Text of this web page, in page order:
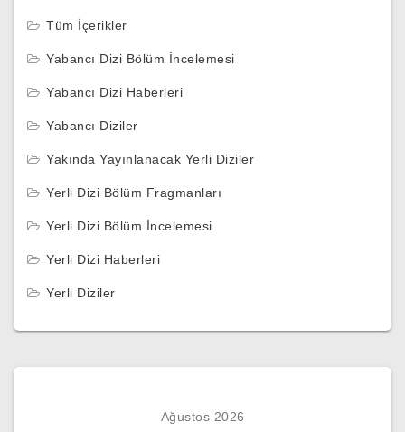
Tüm İçerikler
Yabancı Dizi Bölüm İncelemesi
Yabancı Dizi Haberleri
Yabancı Diziler
Yakında Yayınlanacak Yerli Diziler
Yerli Dizi Bölüm Fragmanları
Yerli Dizi Bölüm İncelemesi
Yerli Dizi Haberleri
Yerli Diziler
Ağustos 2026